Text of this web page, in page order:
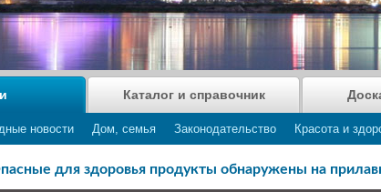
новости Дом, семья Законодательство Красота и
Каталог и справочник
для здоровья продукты обнаружены на